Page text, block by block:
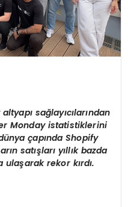
ı sağlayıcılarından
Monday istatistiklerini
ünyaçapında Shopify
ın satışlarıyıllık bazda
ulaşarak rekor kırdı.